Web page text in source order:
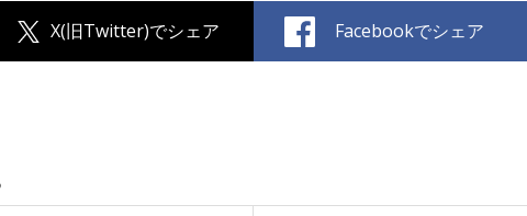
X(旧Twitter)でシェア Facebookでシェア